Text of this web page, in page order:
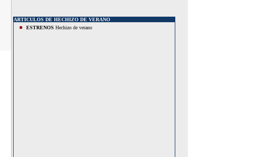
ARTICULOS DE HECHIZO DE VERANO
ESTRENOS Hechizo de verano